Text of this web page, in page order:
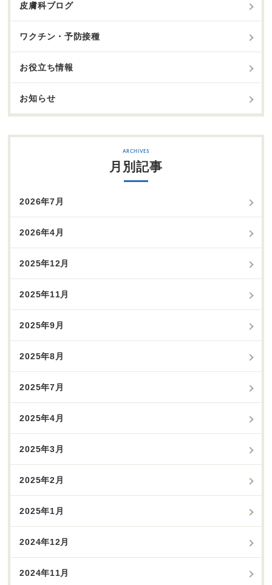
皮膚科ブログ
ワクチン・予防接種
お役立ち情報
お知らせ
月別記事
2026年7月
2026年4月
2025年12月
2025年11月
2025年9月
2025年8月
2025年7月
2025年4月
2025年3月
2025年2月
2025年1月
2024年12月
2024年11月